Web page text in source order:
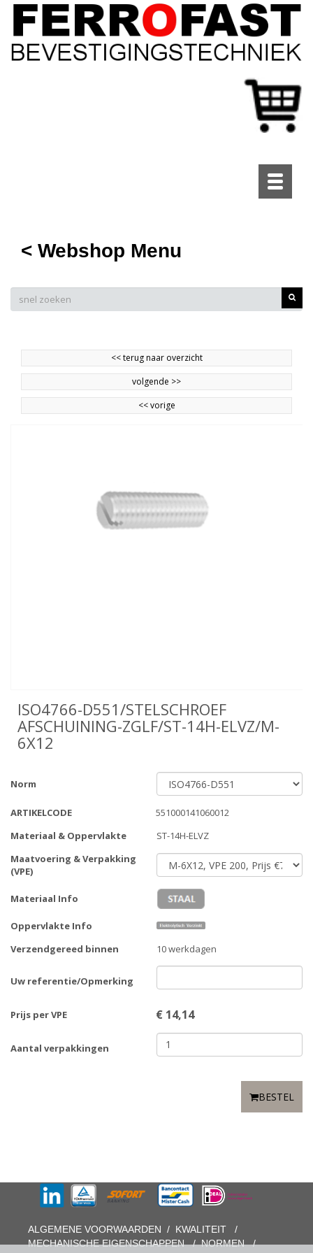
Toggle
< Webshop Menu
<<terug naar overzicht
volgende >>
<<vorige
ISO4766-D551/STELSCHROEF
AFSCHUINING-ZGLF/ST-14H-ELVZ/M-
6X12
Norm
ARTIKELCODE
551000141060012
Materiaal & Oppervlakte
ST-14H-ELVZ
Maatvoering & Verpakking
(VPE)
Materiaal Info
Oppervlakte Info
Verzendgereed binnen
10 werkdagen
Uw referentie/Opmerking
Prijs per VPE € 14,14
Aantal verpakkingen
BESTEL
ALGEMENE VOORWAARDEN / KWALITEIT
/
MECHANISCHE EIGENSCHAPPEN/NORMEN/